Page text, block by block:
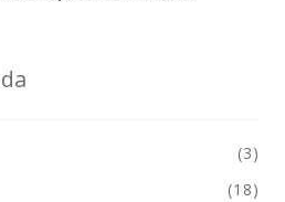
(3)
(18)